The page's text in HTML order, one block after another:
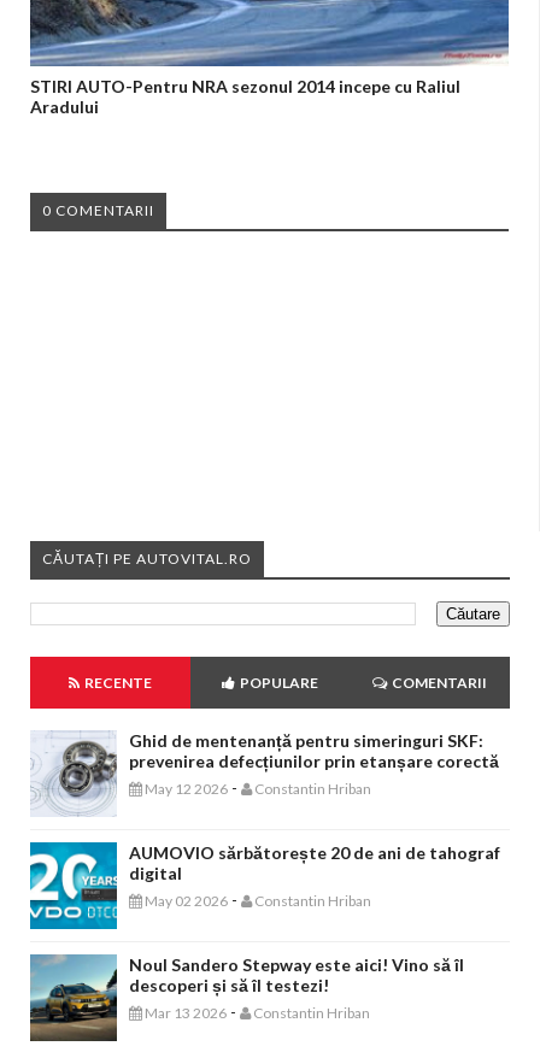
STIRI AUTO-Pentru NRA sezonul 2014 incepe cu Raliul
Aradului
0 COMENTARII
CĂUTAȚI PE AUTOVITAL.RO
RECENTE POPULARE COMENTARII
Ghid de mentenanță pentru simeringuri SKF:
prevenirea defecțiunilor prin etanșare corectă
May 12 2026 - Constantin Hriban
AUMOVIO sărbătorește 20 de ani de tahograf
digital
May 02 2026 - Constantin Hriban
Noul Sandero Stepway este aici! Vino să îl
descoperi și să îl testezi!
Mar 13 2026 - Constantin Hriban